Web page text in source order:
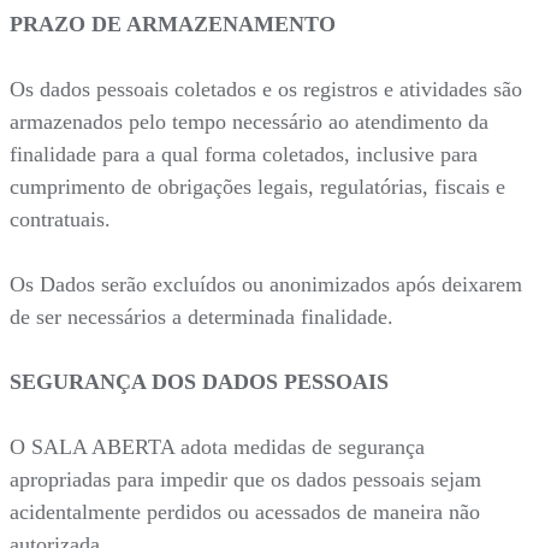
PRAZO DE ARMAZENAMENTO
Os dados pessoais coletados e os registros e atividades são
armazenados pelo tempo necessário ao atendimento da
finalidade para a qual forma coletados, inclusive para
cumprimento de obrigações legais, regulatórias, fiscais e
contratuais.
Os Dados serão excluídos ou anonimizados após deixarem
de ser necessários a determinada finalidade.
SEGURANÇA DOS DADOS PESSOAIS
O SALA ABERTA adota medidas de segurança
apropriadas para impedir que os dados pessoais sejam
acidentalmente perdidos ou acessados de maneira não